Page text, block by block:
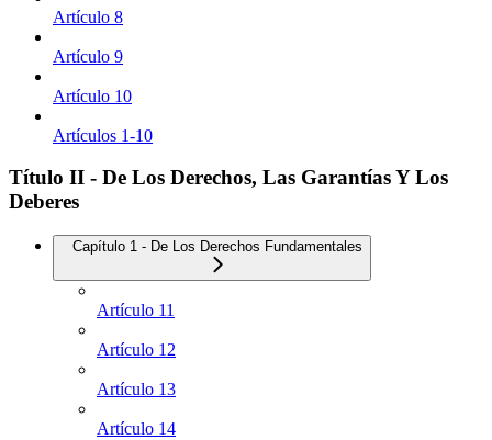
Artículo 8
Artículo 9
Artículo 10
Artículos 1-10
Título II - De Los Derechos, Las Garantías Y Los
Deberes
Capítulo 1 - De Los Derechos Fundamentales
Artículo 11
Artículo 12
Artículo 13
Artículo 14